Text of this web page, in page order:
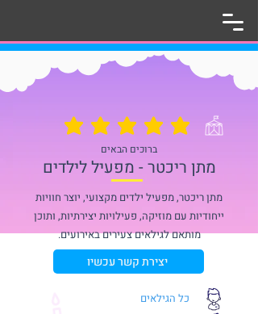
הדירוג הממוצא הוא 5 מתוך 5
ברוכים הבאים
מתן ריכטר - מפעיל לילדים
מתן ריכטר, מפעיל ילדים מקצועי, יוצר חוויות
ייחודיות עם מוזיקה, פעילויות יצירתיות, ותוכן
מותאם לגילאים צעירים באירועים.
יצירת קשר עכשיו
כל הגילאים